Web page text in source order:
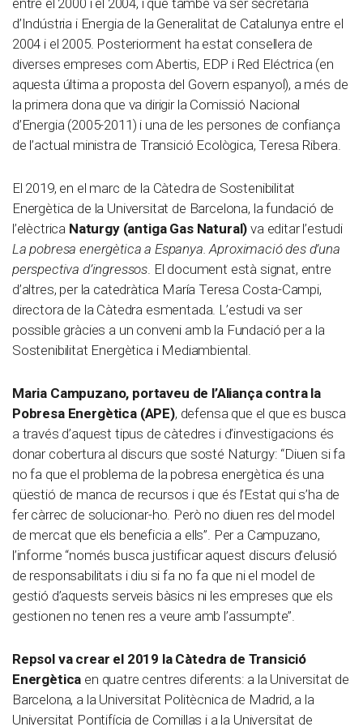
d’Indústria i Energia de la Generalitat de Catalunya entre el
2004 i el 2005. Posteriorment ha estat consellera de
diverses empreses com Abertis, EDP ​​i Red Eléctrica (en
aquesta última a proposta del Govern espanyol), a més de
la primera dona que va dirigir la Comissió Nacional
d’Energia (2005-2011) i una de les persones de confiança
de l’actual ministra de Transició Ecològica, Teresa Ribera.
El 2019, en el marc de la Càtedra de Sostenibilitat
Energètica de la Universitat de Barcelona, ​​la fundació de
l’elèctrica Naturgy (antiga Gas Natural)va editar l’estudi
La pobresa energètica a Espanya. Aproximació des d’una
perspectiva d’ingressos . El document està signat, entre
d’altres, per la catedràtica María Teresa Costa-Campi,
directora de la Càtedra esmentada. L’estudi va ser
possible gràcies a un conveni amb la Fundació per a la
Sostenibilitat Energètica i Mediambiental.
Maria Campuzano, portaveu de l’Aliança contra la
Pobresa Energètica (APE), defensa que el que es busca
a través d’aquest tipus de càtedres i d’investigacions és
donar cobertura al discurs que sosté Naturgy: “Diuen si fa
no fa que el problema de la pobresa energètica és una
qüestió de manca de recursos i que és l’Estat qui s’ha de
fer càrrec de solucionar-ho. Però no diuen res del model
de mercat que els beneficia a ells”. Per a Campuzano,
l’informe “només busca justificar aquest discurs d’elusió
de responsabilitats i diu si fa no fa que ni el model de
gestió d’aquests serveis bàsics ni les empreses que els
gestionen no tenen res a veure amb l’assumpte”.
Repsol va crear el 2019 la Càtedra de Transició
Energètica en quatre centres diferents: a la Universitat de
Barcelona, a la Universitat Politècnica de Madrid, a la
Universitat Pontifícia de Comillas i a la Universitat de